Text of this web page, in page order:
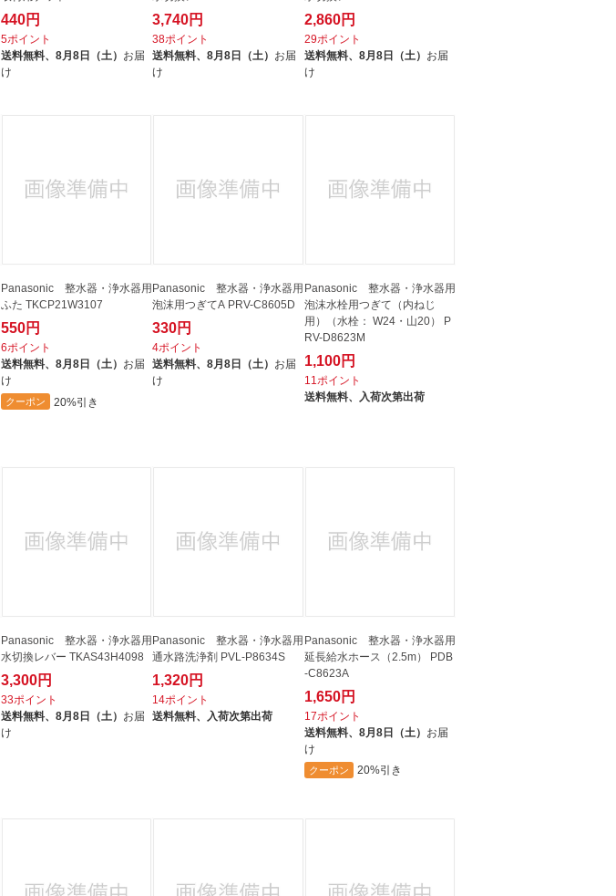
440円
5ポイント
送料無料、 8月8日（土） お届
け
3,740円
38ポイント
送料無料、8月8日（土） お届
け
2,860円
29ポイント
送料無料、 8月8日（土） お届
け
Panasonic 整水器・浄水器用
ふた TKCP21W3107
550円
6ポイント
送料無料、 8月8日（土） お届
け
クーポン 20%引き
Panasonic 整水器・浄水器用
泡沫用つぎてA PRV-C8605D
330円
4ポイント
送料無料、8月8日（土） お届
け
Panasonic 整水器・浄水器用
泡沫水栓用つぎて（内ねじ
用）（水栓： W24・山20） P
RV-D8623M
1,100円
11ポイント
送料無料、
入荷次第出荷
Panasonic 整水器・浄水器用
水切換レバー TKAS43H4098
3,300円
33ポイント
送料無料、 8月8日（土） お届
け
Panasonic 整水器・浄水器用
通水路洗浄剤 PVL-P8634S
1,320円
14ポイント
送料無料、 入荷次第出荷
Panasonic 整水器・浄水器用
延長給水ホース（2.5m） PDB
-C8623A
1,650円
17ポイント
送料無料、 8月8日（土） お届
け
クーポン 20%引き